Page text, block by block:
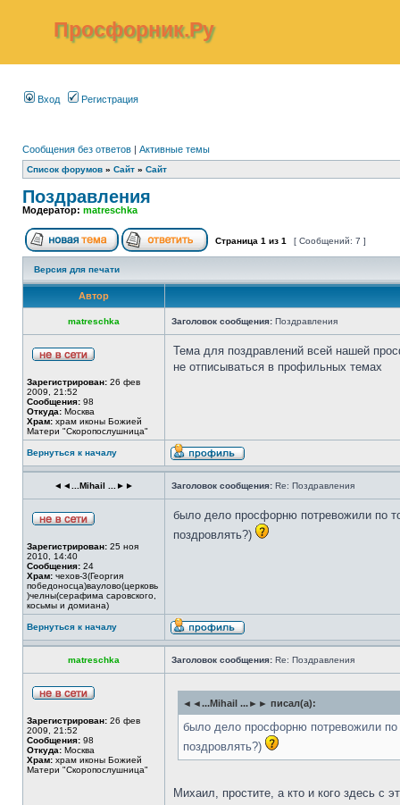
Просфорник.Ру
Вход Регистрация
Сообщения без ответов | Активные темы
Список форумов » Сайт » Сайт
Поздравления
Модератор: matreschka
Страница 1 из 1 [ Сообщений: 7 ]
Версия для печати
Автор
matreschka Заголовок сообщения: Поздравления
Зарегистрирован: 26 фев
2009, 21:52
Сообщения: 98
Откуда: Москва
Храм: храм иконы Божией
Матери "Скоропослушница"
Тема для поздравлений всей нашей
не отписываться в профильных темах
Вернуться к началу
◄◄...Mihail ...►► Заголовок сообщения: Re: Поздравления
Зарегистрирован: 25 ноя
2010, 14:40
Сообщения: 24
Храм: чехов-3(Георгия
победоносца)ваулово(церковь
)челны(серафима саровского,
косьмы и домиана)
было дело просфорню потревожили по
поздровлять?)
Вернуться к началу
matreschka Заголовок сообщения: Re: Поздравления
Зарегистрирован: 26 фев
2009, 21:52
Сообщения: 98
Откуда: Москва
Храм: храм иконы Божией
Матери "Скоропослушница"
◄◄...Mihail ...►► писал(а):
было дело просфорню потревожили
поздровлять?)
Михаил, простите, а кто и кого здесь с